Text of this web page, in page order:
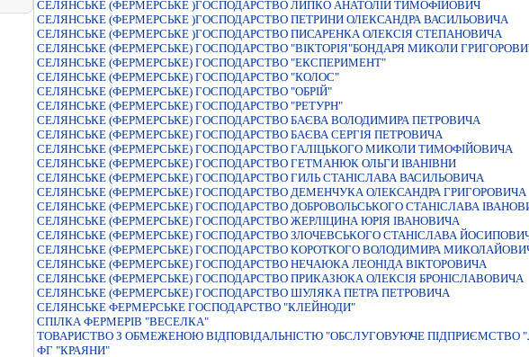
СЕЛЯНСЬКЕ (ФЕРМЕРСЬКЕ )ГОСПОДАРСТВО ЛИПКО АНАТОЛIЙ ТИМОФIЙОВИЧ
СЕЛЯНСЬКЕ (ФЕРМЕРСЬКЕ )ГОСПОДАРСТВО ПЕТРИНИ ОЛЕКСАНДРА ВАСИЛЬОВИЧА
СЕЛЯНСЬКЕ (ФЕРМЕРСЬКЕ )ГОСПОДАРСТВО ПИСАРЕНКА ОЛЕКСIЯ СТЕПАНОВИЧА
СЕЛЯНСЬКЕ (ФЕРМЕРСЬКЕ) ГОСПОДАРСТВО "ВIКТОРIЯ"БОНДАРЯ МИКОЛИ
СЕЛЯНСЬКЕ (ФЕРМЕРСЬКЕ) ГОСПОДАРСТВО "ЕКСПЕРИМЕНТ"
СЕЛЯНСЬКЕ (ФЕРМЕРСЬКЕ) ГОСПОДАРСТВО "КОЛОС"
СЕЛЯНСЬКЕ (ФЕРМЕРСЬКЕ) ГОСПОДАРСТВО "ОБРIЙ"
СЕЛЯНСЬКЕ (ФЕРМЕРСЬКЕ) ГОСПОДАРСТВО "РЕТУРН"
СЕЛЯНСЬКЕ (ФЕРМЕРСЬКЕ) ГОСПОДАРСТВО БАЄВА ВОЛОДИМИРА ПЕТРОВИЧА
СЕЛЯНСЬКЕ (ФЕРМЕРСЬКЕ) ГОСПОДАРСТВО БАЄВА СЕРГIЯ ПЕТРОВИЧА
СЕЛЯНСЬКЕ (ФЕРМЕРСЬКЕ) ГОСПОДАРСТВО ГАЛIЦЬКОГО МИКОЛИ ТИМОФIЙОВИЧА
СЕЛЯНСЬКЕ (ФЕРМЕРСЬКЕ) ГОСПОДАРСТВО ГЕТМАНЮК ОЛЬГИ IВАНIВНИ
СЕЛЯНСЬКЕ (ФЕРМЕРСЬКЕ) ГОСПОДАРСТВО ГИЛЬ СТАНIСЛАВА ВАСИЛЬОВИЧА
СЕЛЯНСЬКЕ (ФЕРМЕРСЬКЕ) ГОСПОДАРСТВО ДЕМЕНЧУКА ОЛЕКСАНДРА ГРИГОРОВИЧА
СЕЛЯНСЬКЕ (ФЕРМЕРСЬКЕ) ГОСПОДАРСТВО ДОБРОВОЛЬСЬКОГО СТАНIСЛАВА
СЕЛЯНСЬКЕ (ФЕРМЕРСЬКЕ) ГОСПОДАРСТВО ЖЕРЛIЦИНА ЮРIЯ IВАНОВИЧА
СЕЛЯНСЬКЕ (ФЕРМЕРСЬКЕ) ГОСПОДАРСТВО ЗЛОЧЕВСЬКОГО СТАНIСЛАВА
СЕЛЯНСЬКЕ (ФЕРМЕРСЬКЕ) ГОСПОДАРСТВО КОРОТКОГО ВОЛОДИМИРА
СЕЛЯНСЬКЕ (ФЕРМЕРСЬКЕ) ГОСПОДАРСТВО НЕЧАЮКА ЛЕОНIДА ВIКТОРОВИЧА
СЕЛЯНСЬКЕ (ФЕРМЕРСЬКЕ) ГОСПОДАРСТВО ПРИКАЗЮКА ОЛЕКСIЯ БРОНIСЛАВОВИЧА
СЕЛЯНСЬКЕ (ФЕРМЕРСЬКЕ) ГОСПОДАРСТВО ШУЛЯКА ПЕТРА ПЕТРОВИЧА
СЕЛЯНСЬКЕ ФЕРМЕРСЬКЕ ГОСПОДАРСТВО "КЛЕЙНОДИ"
СПIЛКА ФЕРМЕРIВ "ВЕСЕЛКА"
ТОВАРИСТВО З ОБМЕЖЕНОЮ ВІДПОВІДАЛЬНІСТЮ "ОБСЛУГОВУЮЧЕ ПІДПРИЄМСТВО
ФГ "КРАЯНИ"